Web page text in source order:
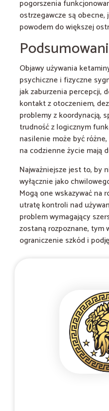
pogorszenia
ostrzegawcze są
powodem do większej
Objawy używania
psychiczne i fizyczne
jak zaburzenia percepcji,
kontakt z otoczeniem,
problemy z koordynacją,
trudność z logicznym
nasilenie może być
na codzienne życie mają
Najważniejsze jest to, by
wyłącznie jako
Mogą one wskazywać na
utratę kontroli nad
problem wymagający
zostaną rozpoznane, tym
ograniczenie szkód i